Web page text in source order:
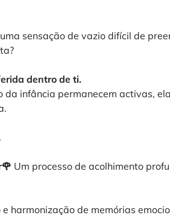
sensação de vazio difícil de
dentro de ti.
infância permanecem activas,
.
Um processo de acolhimento
harmonização de memórias